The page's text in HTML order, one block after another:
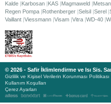
Kalde Karbosan KAS Magmaweld Metsan
Regen Pompa Rothenberger Selsil Serel
Vaillant Viessmann Visam Vitra WD-40
© 2026 - Safir İklimlendirme ve Isı Sis.
Gizlilik ve Kişisel Verilerin Korunması Politikası
Kullanım Koşulları
Çerez Ayarları